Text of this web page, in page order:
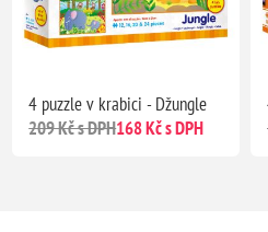
4 puzzle v krabici - Džungle
209 Kč s DPH168 Kč s DPH